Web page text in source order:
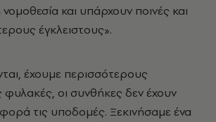
και υπάρχουν ποινές και
έγκλειστους».
έχουμε περισσότερους
φυλακές, οι συνθήκες δεν έχουν
τις υποδομές. Ξεκινήσαμε ένα